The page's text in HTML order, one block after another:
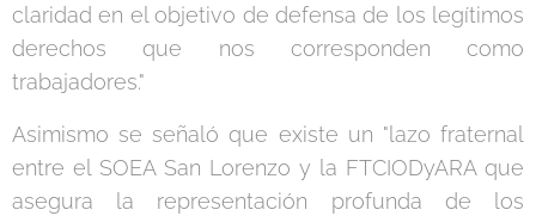
claridad en el objetivo de defensa de los legítimos
derechos que nos corresponden como
trabajadores."
Asimismo se señaló que existe un "lazo fraternal
entre el SOEA San Lorenzo y la FTCIODyARA que
asegura la representación profunda de los